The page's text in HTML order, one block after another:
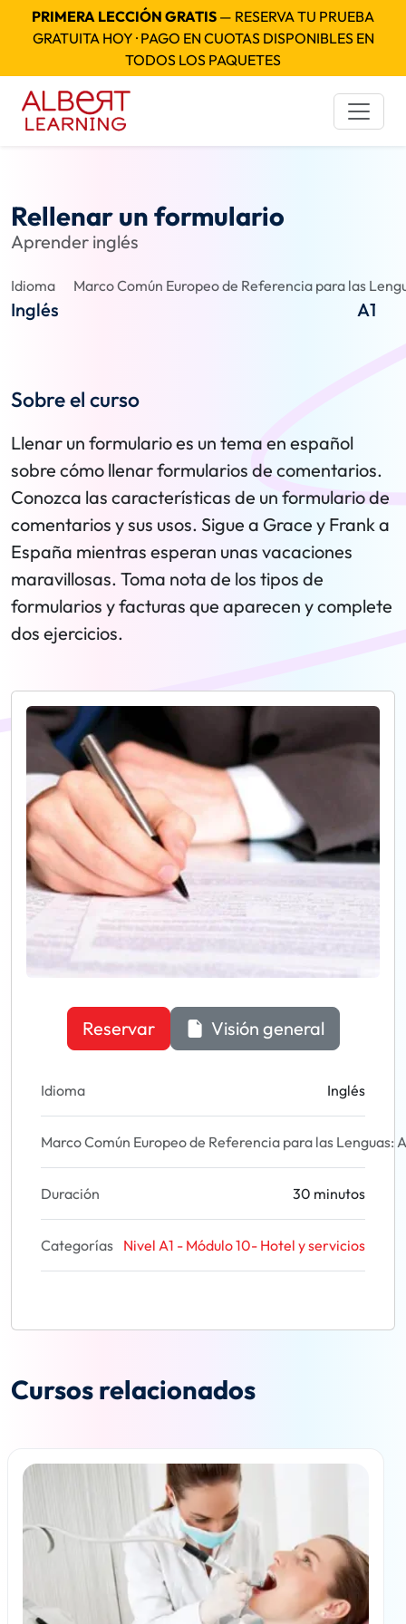
PRIMERA LECCIÓN GRATIS — RESERVA TU PRUEBA
GRATUITA HOY · PAGO EN CUOTAS DISPONIBLES EN
TODOS LOS PAQUETES
Rellenar un formulario
Aprender inglés
Idioma
Inglés
Marco Común Europeo de Referencia para las
A1
Sobre el curso
Llenar un formulario es un tema en español
sobre cómo llenar formularios de comentarios.
Conozca las características de un formulario de
comentarios y sus usos. Sigue a Grace y Frank a
España mientras esperan unas vacaciones
maravillosas. Toma nota de los tipos de
formularios y facturas que aparecen y complete
dos ejercicios.
Reservar Visión general
Idioma Inglés
Marco Común Europeo de Referencia para las Lenguas:
Duración 30 minutos
Categorías Nivel A1 - Módulo 10- Hotel y servicios
Cursos relacionados